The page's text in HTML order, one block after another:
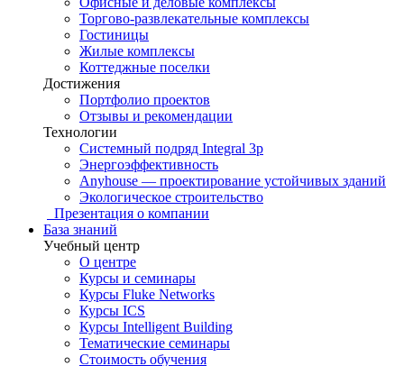
Торгово-развлекательные комплексы
Гостиницы
Жилые комплексы
Коттеджные поселки
Достижения
Портфолио проектов
Отзывы и рекомендации
Технологии
Системный подряд Integral 3p
Энергоэффективность
Anyhouse — проектирование устойчивых зданий
Экологическое строительство
Презентация о компании
База знаний
Учебный центр
О центре
Курсы и семинары
Курсы Fluke Networks
Курсы ICS
Курсы Intelligent Building
Тематические семинары
Стоимость обучения